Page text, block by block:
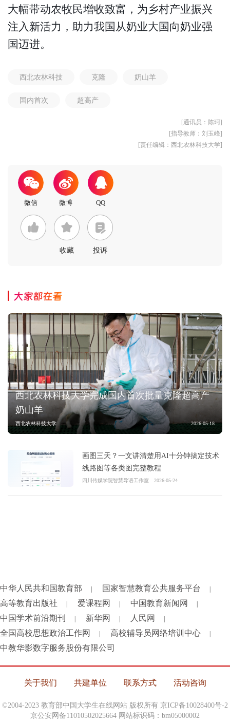
大幅带动农牧民增收致富，为乡村产业振兴
注入新活力，助力我国从奶业大国向奶业强
国迈进。
西北农林科技 克隆 奶山羊
国内首次 超高产
[通讯员：陈珂]
[指导教师：刘玉峰]
[责任编辑：西北农林科技大学]
收藏 投诉
大家都在看
西北农林科技大学完成国内首次批量克隆超高产
奶山羊
西北农林科技大学 2026-05-18
画图三天？一文讲清楚用AI十分钟搞定技术
线路图等各类图完整教程
四川传媒学院智慧导语工作室 2026-05-24
中华人民共和国教育部 国家智慧教育公共服务平台
高等教育出版社 爱课程网 中国教育新闻网
中国学术前沿期刊 新华网 人民网
全国高校思想政治工作网 高校辅导员网络培训中心
中教华影数字服务股份有限公司
关于我们 共建单位 联系方式 活动咨询
©2004-2023 教育部中国大学生在线网站 版权所有 京ICP备10028400号-2
京公安网备11010502025664 网站标识码：bm05000002